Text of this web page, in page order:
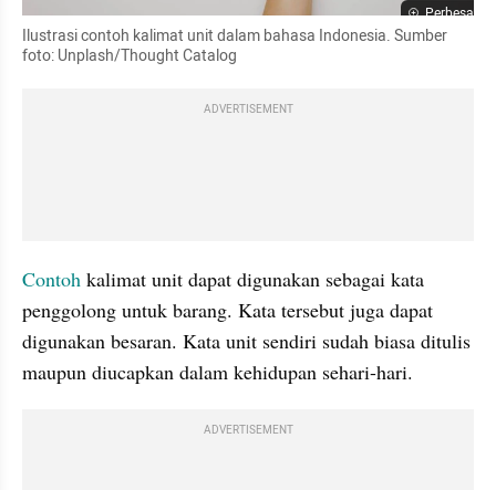
Perbesar
Ilustrasi contoh kalimat unit dalam bahasa Indonesia. Sumber
foto: Unplash/Thought Catalog
ADVERTISEMENT
Contoh kalimat unit dapat digunakan sebagai kata
penggolong untuk barang. Kata tersebut juga dapat
digunakan besaran. Kata unit sendiri sudah biasa ditulis
maupun diucapkan dalam kehidupan sehari-hari.
ADVERTISEMENT